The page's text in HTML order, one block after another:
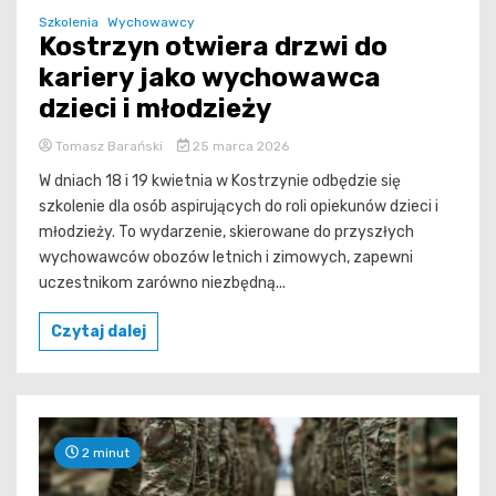
Szkolenia Wychowawcy
Kostrzyn otwiera drzwi do
kariery jako wychowawca
dzieci i młodzieży
Tomasz Barański 25 marca 2026
W dniach 18 i 19 kwietnia w Kostrzynie odbędzie się
szkolenie dla osób aspirujących do roli opiekunów dzieci i
młodzieży. To wydarzenie, skierowane do przyszłych
wychowawców obozów letnich i zimowych, zapewni
uczestnikom zarówno niezbędną...
Czytaj dalej
2 minut